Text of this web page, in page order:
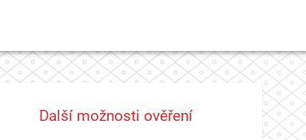
Další možnosti ověření